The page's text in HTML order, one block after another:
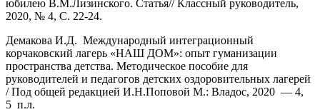
юбилею В.М.Лизинского. Статья// Классный руководитель,
2020, № 4, С. 22-24.
Демакова И.Д. Международный интеграционный
корчаковский лагерь «НАШ ДОМ»: опыт гуманизации
пространства детства. Методическое пособие для
руководителей и педагогов детских оздоровительных лагерей
/ Под общей редакцией И.Н.Поповой М.: Владос, 2020 — 4,
5 п.л.